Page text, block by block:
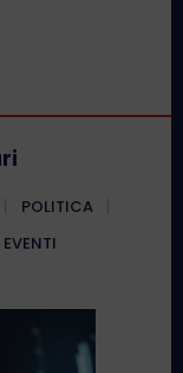
POLITICA
EVENTI